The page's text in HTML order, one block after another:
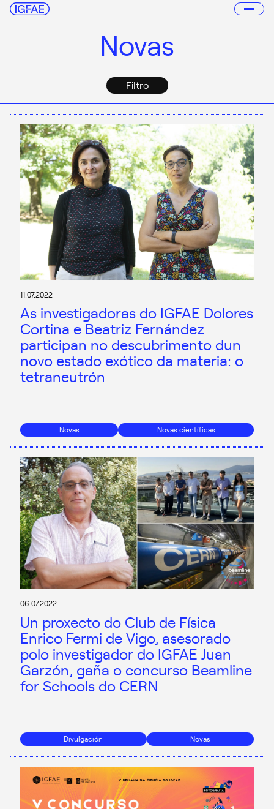
Novas
Filtro
11.07.2022
As investigadoras do IGFAE Dolores
Cortina e Beatriz Fernández
participan no descubrimento dun
novo estado exótico da materia: o
tetraneutrón
Novas Novas científicas
06.07.2022
Un proxecto do Club de Física
Enrico Fermi de Vigo, asesorado
polo investigador do IGFAE Juan
Garzón, gaña o concurso Beamline
for Schools do CERN
Divulgación Novas